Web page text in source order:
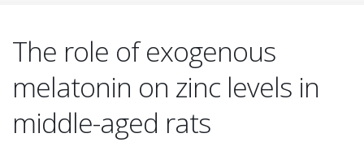
The role of exogenous
melatonin on zinc levels in
middle-aged rats